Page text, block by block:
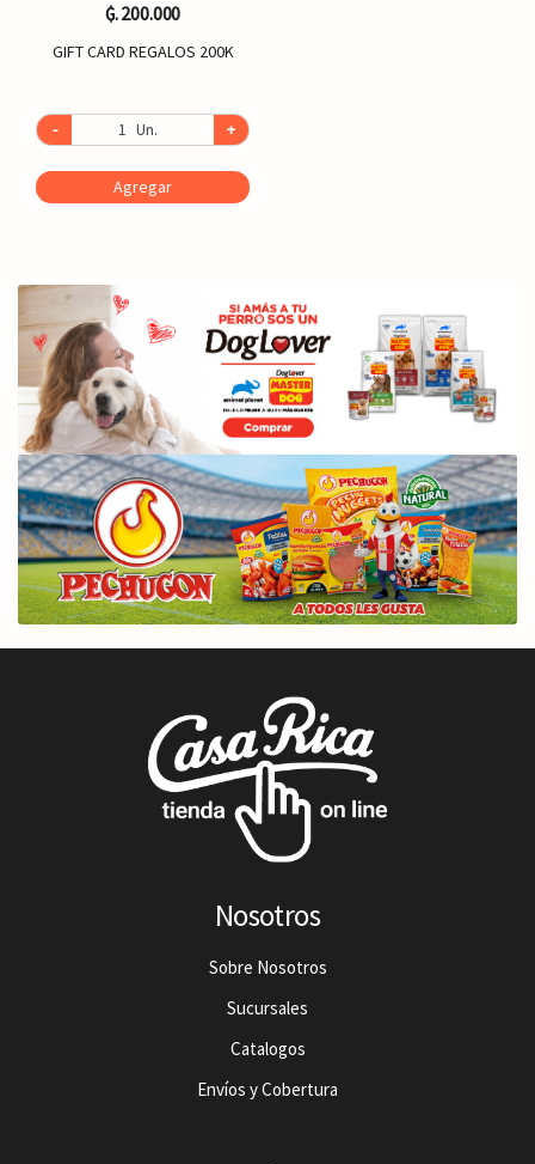
₲. 200.000
GIFT CARD REGALOS 200K
- Un. +
Agregar
Nosotros
Sobre Nosotros
Sucursales
Catalogos
Envíos y Cobertura